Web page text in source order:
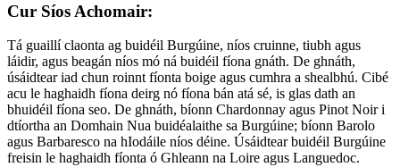
Cur Síos Achomair:
Tá guaillí claonta ag buidéil Burgúine, níos cruinne, tiubh agus
láidir, agus beagán níos mó ná buidéil fíona gnáth. De ghnáth,
úsáidtear iad chun roinnt fíonta boige agus cumhra a shealbhú. Cibé
acu le haghaidh fíona deirg nó fíona bán atá sé, is glas dath an
bhuidéil fíona seo. De ghnáth, bíonn Chardonnay agus Pinot Noir i
dtíortha an Domhain Nua buidéalaithe sa Burgúine; bíonn Barolo
agus Barbaresco na hIodáile níos déine. Úsáidtear buidéil Burgúine
freisin le haghaidh fíonta ó Ghleann na Loire agus Languedoc.